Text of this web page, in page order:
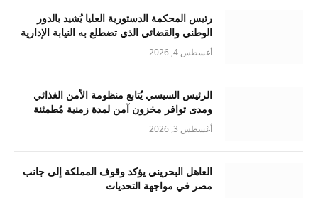
رئيس المحكمة الدستورية العليا يُشيد بالدور
الوطني والقضائي الذي تضطلع به النيابة الإدارية
أغسطس 4, 2026
الرئيس السيسي يُتابع منظومة الأمن الغذائي
ومدى توافر مخزون آمن لمدة زمنية مُطمئنة
أغسطس 3, 2026
العاهل البحريني يؤكد وقوف المملكة إلى جانب
مصر في مواجهة التحديات